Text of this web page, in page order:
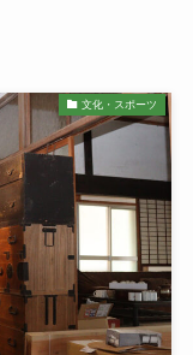
文化・スポーツ